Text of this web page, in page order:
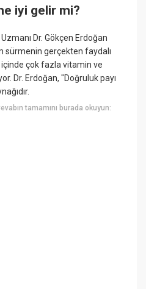
iyi gelir mi?
Dr. Gökçen Erdoğan
sürmenin gerçekten faydalı
çok fazla vitamin ve
Dr. Erdoğan, "Doğruluk payı
tamamını burada okuyun: